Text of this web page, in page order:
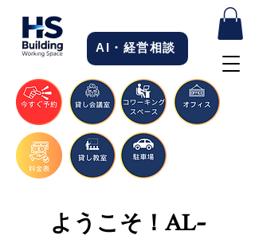
AI・経営相談
​ようこそ！AL-